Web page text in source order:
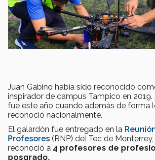
Juan Gabino había sido reconocido
inspirador de campus Tampico en 2019.
fue este año cuando además de forma
reconoció nacionalmente.
El galardón fue entregado en la
Profesores (RNP) del Tec de
reconoció a 4 profesores de
posgrado.